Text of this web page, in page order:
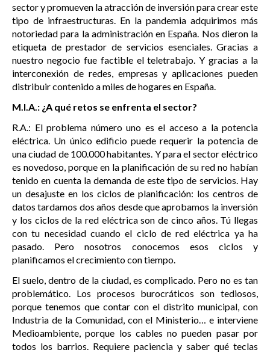
sector y promueven la atracción de inversión para crear este
tipo de infraestructuras. En la pandemia adquirimos más
notoriedad para la administración en España. Nos dieron la
etiqueta de prestador de servicios esenciales. Gracias a
nuestro negocio fue factible el teletrabajo. Y gracias a la
interconexión de redes, empresas y aplicaciones pueden
distribuir contenido a miles de hogares en España.
M.I.A.: ¿A qué retos se enfrenta el sector?
R.A.: El problema número uno es el acceso a la potencia
eléctrica. Un único edificio puede requerir la potencia de
una ciudad de 100.000 habitantes. Y para el sector eléctrico
es novedoso, porque en la planificación de su red no habían
tenido en cuenta la demanda de este tipo de servicios. Hay
un desajuste en los ciclos de planificación: los centros de
datos tardamos dos años desde que aprobamos la inversión
y los ciclos de la red eléctrica son de cinco años. Tú llegas
con tu necesidad cuando el ciclo de red eléctrica ya ha
pasado. Pero nosotros conocemos esos ciclos y
planificamos el crecimiento con tiempo.
El suelo, dentro de la ciudad, es complicado. Pero no es tan
problemático. Los procesos burocráticos son tediosos,
porque tenemos que contar con el distrito municipal, con
Industria de la Comunidad, con el Ministerio… e interviene
Medioambiente, porque los cables no pueden pasar por
todos los barrios. Requiere paciencia y saber qué teclas